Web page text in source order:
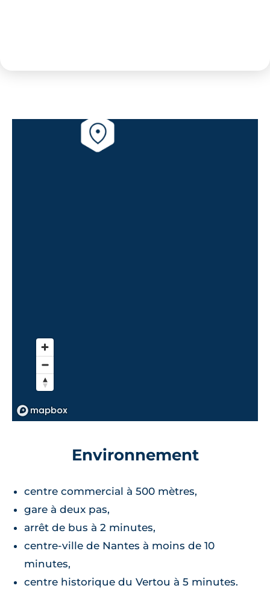
Environnement
centre commercial à 500 mètres,
gare à deux pas,
arrêt de bus à 2 minutes,
centre-ville de Nantes à moins de 10
minutes,
centre historique du Vertou à 5 minutes.